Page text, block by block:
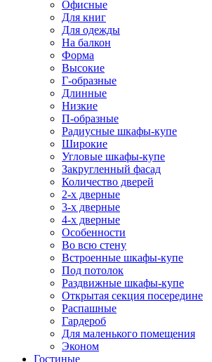
Офисные
Для книг
Для одежды
На балкон
Форма
Высокие
Г-образные
Длинные
Низкие
П-образные
Радиусные шкафы-купе
Широкие
Угловые шкафы-купе
Закругленный фасад
Количество дверей
2-х дверные
3-х дверные
4-х дверные
Особенности
Во всю стену
Встроенные шкафы-купе
Под потолок
Раздвижные шкафы-купе
Открытая секция посередине
Распашные
Гардероб
Для маленького помещения
Эконом
Гостиные